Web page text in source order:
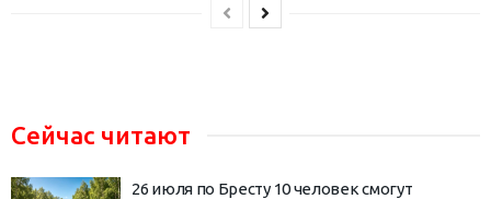
Сейчас читают
26 июля по Бресту 10 человек смогут